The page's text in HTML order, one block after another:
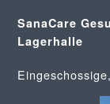
SanaCare
Lagerhalle